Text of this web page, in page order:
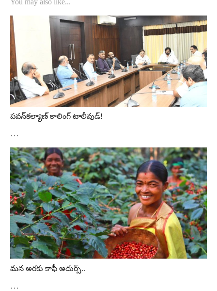
పవన్‌కల్యాణ్‌ కాలింగ్‌ టాలీవుడ్‌!
…
మన అరకు కాఫీ అదుర్స్‌..
…